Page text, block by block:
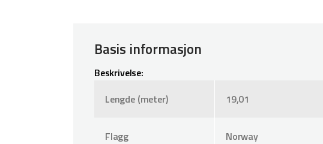
Basis informasjon
Beskrivelse:
Lengde (meter)
19,01
Flagg Norway